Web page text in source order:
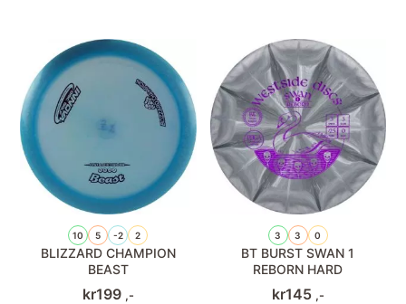
10 5 -2 2
BLIZZARD CHAMPION
BEAST
kr199 ,-
3 3 0
BT BURST SWAN 1
REBORN HARD
kr145 ,-